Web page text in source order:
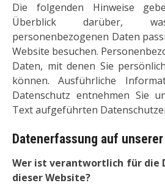
Die folgenden Hinweise
Überblick darüber,
personenbezogenen Daten
Website besuchen.
Daten, mit denen Sie
können. Ausführliche
Datenschutz entnehmen Sie
Text aufgeführten
Datenerfassung auf
Wer ist verantwortlich für die
dieser Website?